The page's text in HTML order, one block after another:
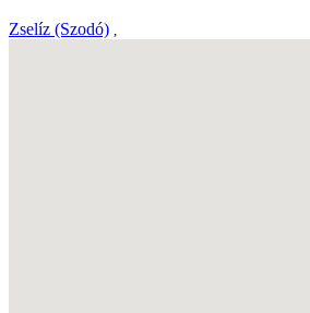
Zselíz (Szodó) ,